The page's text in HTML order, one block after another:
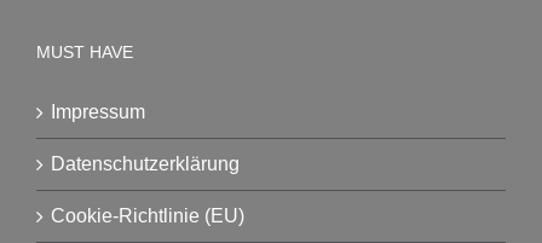
MUST HAVE
Impressum
Datenschutzerklärung
Cookie-Richtlinie (EU)